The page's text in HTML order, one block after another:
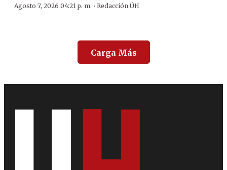
Agosto 7, 2026 04:21 p. m. · Redacción ÚH
Carga Más